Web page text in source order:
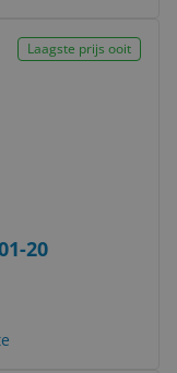
Laagste prijs ooit
20